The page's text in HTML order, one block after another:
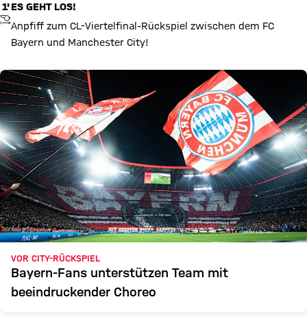
1'
ANPFIFF
ES GEHT LOS!
Anpfiff zum CL-Viertelfinal-Rückspiel zwischen dem FC
Bayern und Manchester City!
VOR CITY-RÜCKSPIEL
Bayern-Fans unterstützen Team mit
beeindruckender Choreo